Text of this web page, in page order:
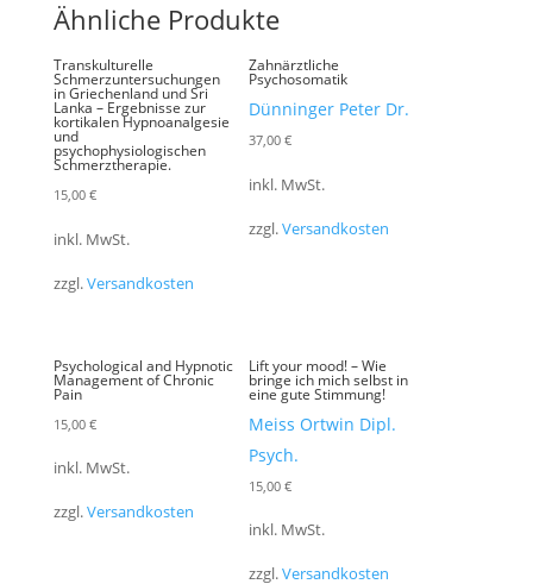
Ähnliche Produkte
Transkulturelle
Schmerzuntersuchungen
in Griechenland und Sri
Lanka – Ergebnisse zur
kortikalen Hypnoanalgesie
und
psychophysiologischen
Schmerztherapie.
15,00 €
inkl. MwSt.
zzgl.Versandkosten
Zahnärztliche
Psychosomatik
Dünninger Peter Dr.
37,00 €
inkl. MwSt.
zzgl.Versandkosten
Psychological and Hypnotic
Management of Chronic
Pain
15,00 €
inkl. MwSt.
zzgl.Versandkosten
Lift your mood! – Wie
bringe ich mich selbst in
eine gute Stimmung!
Meiss Ortwin Dipl.
Psych.
15,00 €
inkl. MwSt.
zzgl.Versandkosten